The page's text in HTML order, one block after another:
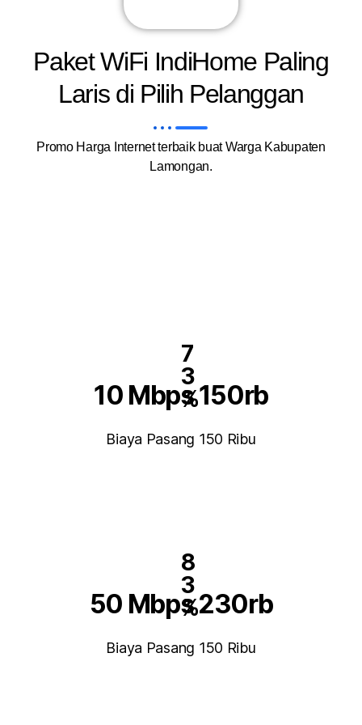
Paket WiFi IndiHome Paling
Laris di Pilih Pelanggan
Promo Harga Internet terbaik buat Warga Kabupaten
Lamongan.
7
3
%
10 Mbps 150rb
Biaya Pasang 150 Ribu
8
3
%
50 Mbps 230rb
Biaya Pasang 150 Ribu